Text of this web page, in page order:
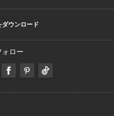
ウンロード
ォロー